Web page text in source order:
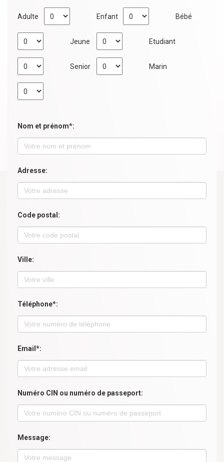
Adulte Enfant Bébé
Jeune Etudiant
Senior Marin
Nom et prénom*:
Adresse:
Code postal:
Ville:
Téléphone*:
Email*:
Numéro CIN ou numéro de passeport:
Message: